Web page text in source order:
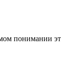
понимании